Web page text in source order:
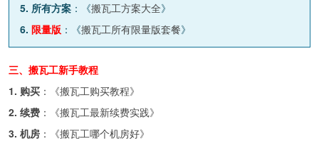
5. 所有方案 ：《搬瓦工方案大全》
6. 限量版 ：《搬瓦工所有限量版套餐》
三、搬瓦工新手教程
1. 购买 ：《搬瓦工购买教程》
2. 续费 ：《搬瓦工最新续费实践》
3. 机房 ：《搬瓦工哪个机房好》